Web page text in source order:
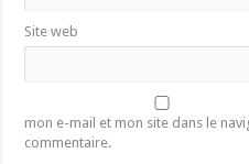
Site web
mon e-mail et mon site dans le
commentaire.